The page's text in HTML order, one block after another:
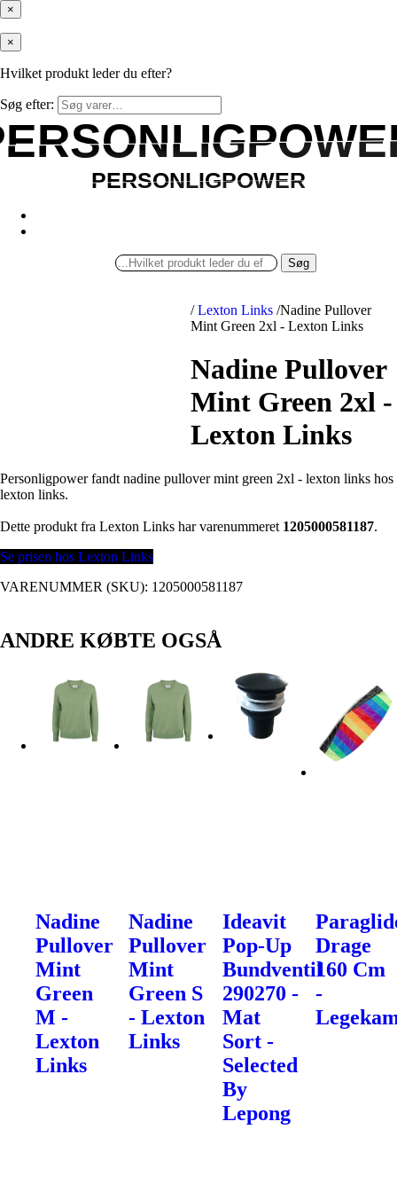
×
×
Hvilket produkt leder du efter?
Søg efter:
PERSONLIGPOWER
PERSONLIGPOWER
Søg
/ Lexton Links /Nadine Pullover
Mint Green 2xl - Lexton Links
Nadine Pullover
Mint Green 2xl -
Lexton Links
Personligpower fandt nadine pullover mint green 2xl - lexton links hos
lexton links.
Dette produkt fra Lexton Links har varenummeret 1205000581187.
Se prisen hos Lexton Links
VARENUMMER (SKU): 1205000581187
ANDRE KØBTE OGSÅ
Nadine
Pullover
Mint
Green
M -
Lexton
Links
Nadine
Pullover
Mint
Green S
- Lexton
Links
Ideavit
Pop-Up
Bundventil
290270 -
Mat
Sort -
Selected
By
Lepong
Drage
160 Cm
-